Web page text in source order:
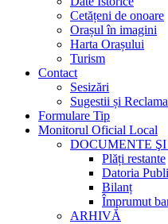
Cetățeni de onoare
Orașul în imagini
Harta Orașului
Turism
Contact
Sesizări
Sugestii și
Formulare Tip
Monitorul Oficial Local
DOCUMENTE
Plăți restante
Datoria
Bilanț
Împrumut
ARHIVĂ